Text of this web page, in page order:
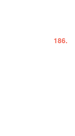
186.